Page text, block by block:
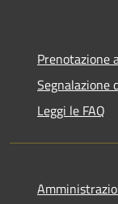
Prenotazione
Segnalazione
Leggi le FAQ